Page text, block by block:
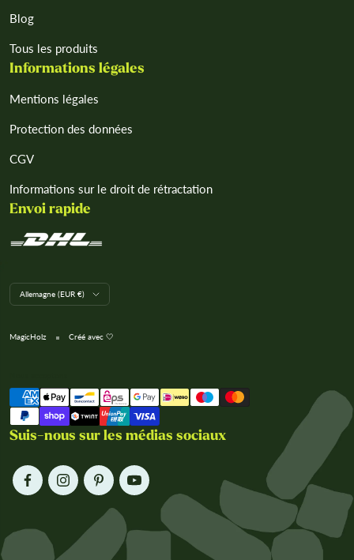
Blog
Tous les produits
Informations légales
Mentions légales
Protection des données
CGV
Informations sur le droit de rétractation
Envoi rapide
L
a
g
n
Allemagne (EUR €)
MagicHolz Créé avec 🤍
Suis-nous sur les médias sociaux